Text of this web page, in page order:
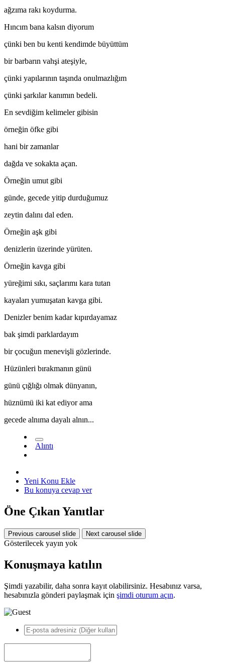
ağzıma rakı koydurma.
Hıncım bana kalsın diyorum
çünki ben bu kenti kendimde büyüttüm
bir barbarın vahşi ateşiyle,
çünki yapılarının taşında onulmazlığım
çünki şarkılar kanımın bedeli.
En sevdiğim kelimeler gibisin
örneğin öfke gibi
hani bir zamanlar
dağda ve sokakta açan.
Örneğin umut gibi
günde, gecede yitip durduğumuz
zeytin dalını dal eden.
Örneğin aşk gibi
denizlerin üzerinde yürüten.
Örneğin kavga gibi
yüreğimi sıkı, saçlarımı kara tutan
kayaları yumuşatan kavga gibi.
Denizler benim kadar kıpırdayamaz
bak şimdi parklardayım
bir çocuğun menevişli gözlerinde.
Hüzünleri bırakmanın günü
günü çığlığı olmak dünyanın,
hüznümü iki kat ediyor ama
gecede alnıma dayalı alnın...
Alıntı
Yeni Konu Ekle
Bu konuya cevap ver
Öne Çıkan Yanıtlar
Previous carousel slide Next carousel slide
Gösterilecek yayın yok
Konuşmaya katılın
Şimdi yazabilir, daha sonra kayıt olabilirsiniz. Hesabınız varsa,
hesabınızla gönderi paylaşmak için şimdi oturum açın.